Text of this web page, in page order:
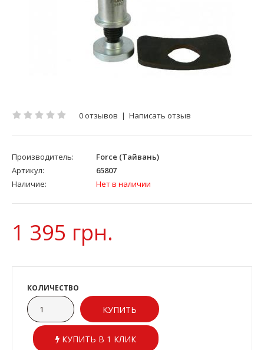
0 отзывов | Написать отзыв
Производитель:
Force (Тайвань)
Артикул:
65807
Наличие:
Нет в наличии
1 395 грн.
КОЛИЧЕСТВО
КУПИТЬ В 1 КЛИК